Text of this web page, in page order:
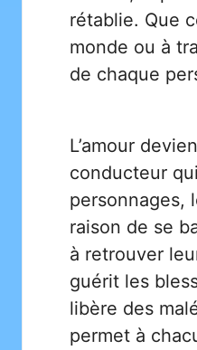
rétablie. Que
monde ou à
de chaque
L’amour
conducteur
personnages,
raison de se
à retrouver
guérit les
libère des
permet à